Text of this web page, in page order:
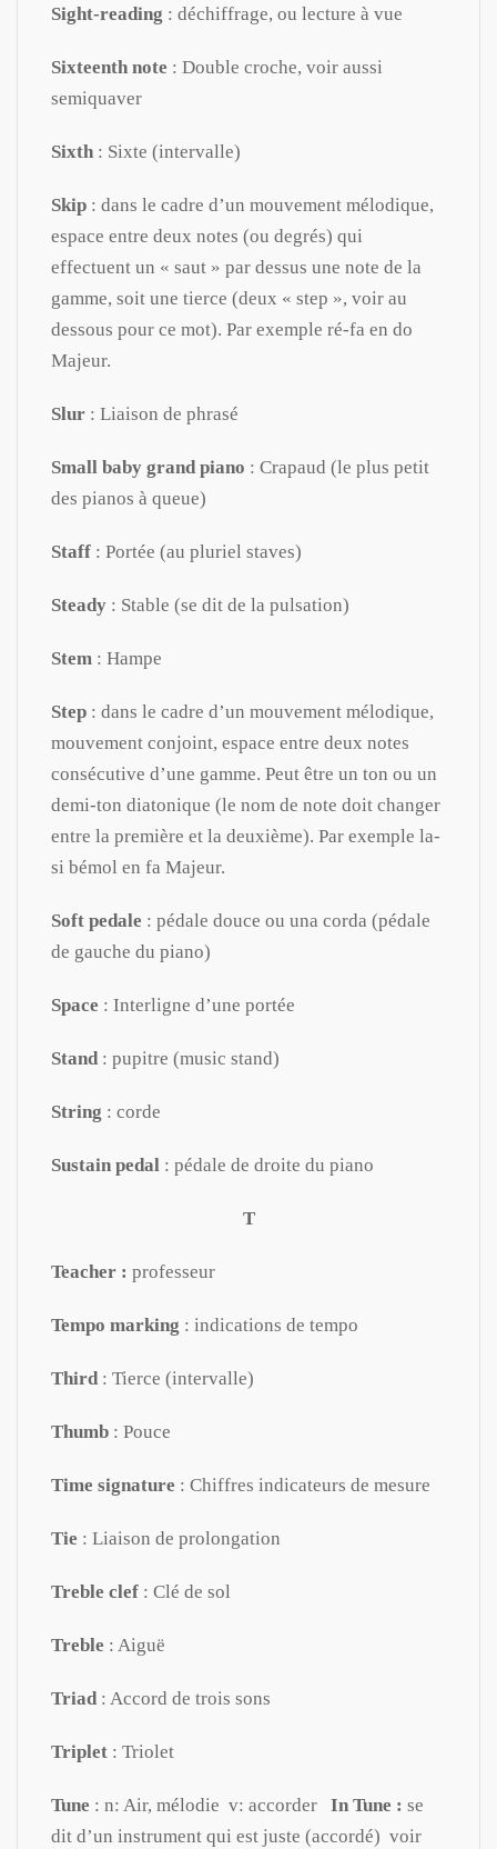
Sight-reading : déchiffrage, ou lecture à vue
Sixteenth note : Double croche, voir aussi
semiquaver
Sixth : Sixte (intervalle)
Skip : dans le cadre d’un mouvement mélodique,
espace entre deux notes (ou degrés) qui
effectuent un « saut » par dessus une note de la
gamme, soit une tierce (deux « step », voir au
dessous pour ce mot). Par exemple ré-fa en do
Majeur.
Slur : Liaison de phrasé
Small baby grand piano : Crapaud (le plus petit
des pianos à queue)
Staff : Portée (au pluriel staves)
Steady : Stable (se dit de la pulsation)
Stem : Hampe
Step : dans le cadre d’un mouvement mélodique,
mouvement conjoint, espace entre deux notes
consécutive d’une gamme. Peut être un ton ou un
demi-ton diatonique (le nom de note doit changer
entre la première et la deuxième). Par exemple la-
si bémol en fa Majeur.
Soft pedale : pédale douce ou una corda (pédale
de gauche du piano)
Space : Interligne d’une portée
Stand : pupitre (music stand)
String : corde
Sustain pedal : pédale de droite du piano
T
Teacher : professeur
Tempo marking : indications de tempo
Third : Tierce (intervalle)
Thumb : Pouce
Time signature : Chiffres indicateurs de mesure
Tie : Liaison de prolongation
Treble clef : Clé de sol
Treble : Aiguë
Triad : Accord de trois sons
Triplet : Triolet
Tune : n: Air, mélodie v: accorder In Tune : se
dit d’un instrument qui est juste (accordé) voir